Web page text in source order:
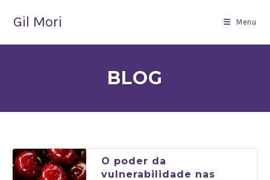
Gil Mori Menu
BLOG
O poder da
vulnerabilidade nas